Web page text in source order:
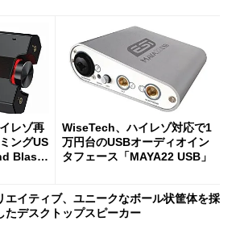
レゾ再
ングUS
Blaste
WiseTech、ハイレゾ対応で1
万円台のUSBオーディオイン
タフェース「MAYA22 USB」
エイティブ、ユニークなボール状筐体を採
たデスクトップスピーカー